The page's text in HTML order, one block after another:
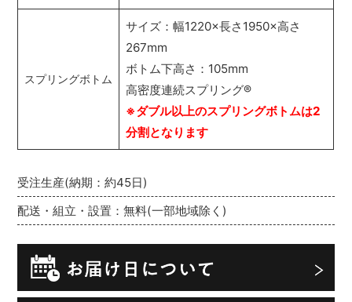
受注生産(納期：約45日)
配送・組立・設置：無料(一部地域除く)
スプリングボトム
サイズ：幅1220×長さ1950×高さ
267mm
ボトム下高さ：105mm
高密度連続スプリング®
※ダブル以上のスプリングボトムは2
分割となります